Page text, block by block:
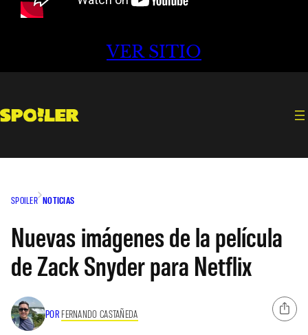
VER SITIO
SPOILER NOTICIAS
Nuevas imágenes de la película
de Zack Snyder para Netflix
POR FERNANDO CASTAÑEDA